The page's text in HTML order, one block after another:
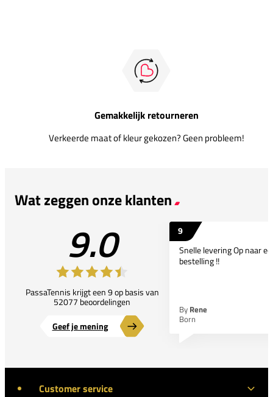
Gemakkelijk retourneren
Verkeerde maat of kleur gekozen? Geen probleem!
Wat zeggen onze klanten
9.0
PassaTennis krijgt een 9 op basis van
52077 beoordelingen
Geef je mening
9
Snelle levering Op naar
bestelling !!
By Rene
Born
Customer service